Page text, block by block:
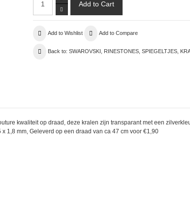
Add to Wishlist Add to Compare
Back to: SWAROVSKI, RINESTONES, SPIEGELTJES,
kwaliteit op draad, deze kralen zijn transparant met een
1,8 mm, Geleverd op een draad van ca 47 cm voor €1,90